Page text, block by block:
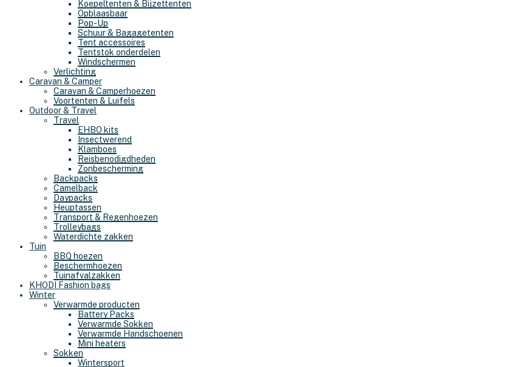
Koepeltenten & Bijzettenten
Opblaasbaar
Pop-Up
Schuur & Bagagetenten
Tent accessoires
Tentstok onderdelen
Windschermen
Verlichting
Caravan & Camper
Caravan & Camperhoezen
Voortenten & Luifels
Outdoor & Travel
Travel
EHBO kits
Insectwerend
Klamboes
Reisbenodigdheden
Zonbescherming
Backpacks
Camelback
Daypacks
Heuptassen
Transport & Regenhoezen
Trolleybags
Waterdichte zakken
Tuin
BBQ hoezen
Beschermhoezen
Tuinafvalzakken
KHODI Fashion bags
Winter
Verwarmde producten
Battery Packs
Verwarmde Sokken
Verwarmde Handschoenen
Mini heaters
Sokken
Wintersport